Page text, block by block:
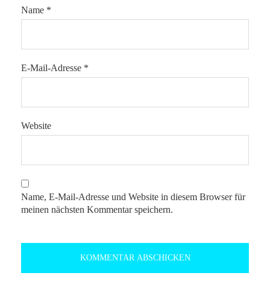
Name *
E-Mail-Adresse *
Website
Name, E-Mail-Adresse und Website in diesem Browser für
meinen nächsten Kommentar speichern.